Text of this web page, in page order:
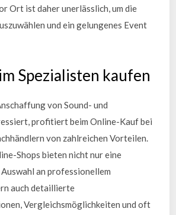
Ort ist daher unerlässlich, um die
und ein gelungenes Event
Spezialisten kaufen
von Sound- und
profitiert beim Online-Kauf bei
von zahlreichen Vorteilen.
Shops bieten nicht nur eine
an professionellem
auch detaillierte
Vergleichsmöglichkeiten und oft